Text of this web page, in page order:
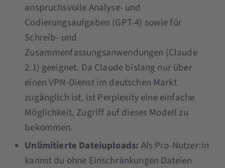
anspruchsvolle Analyse- und
Codierungsaufgaben (GPT-4) sowie für
Schreib- und
Zusammenfassungsanwendungen (Claude
2.1) geeignet​​. Da Claude bislang nur über
einen VPN-Dienst im deutschen Markt
zugänglich ist, ist Perplexity eine einfache
Möglichkeit, Zugriff auf dieses Modell zu
bekommen.
Unlimitierte Dateiuploads: Als Pro-Nutzer:in
kannst du ohne Einschränkungen Dateien